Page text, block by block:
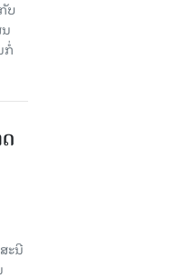
ບ​
ກໍ່​
ະນີ